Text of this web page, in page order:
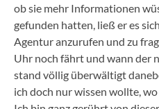
ob sie mehr Informationen
gefunden hatten, ließ er es
Agentur anzurufen und zu
Uhr noch fährt und wann der
stand völlig überwältigt
ich doch nur wissen wollte,